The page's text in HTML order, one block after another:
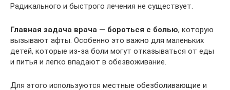
Радикального и быстрого лечения не существует.
Главная задача врача — бороться с болью, которую
вызывают афты. Особенно это важно для маленьких
детей, которые из-за боли могут отказываться от еды
и питья и легко впадают в обезвоживание.
Для этого используются местные обезболивающие и